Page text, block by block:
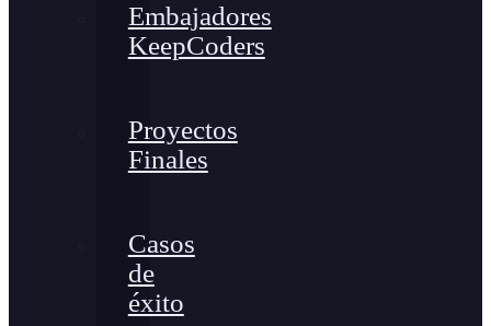
Embajadores
KeepCoders
Proyectos
Finales
Casos
de
éxito